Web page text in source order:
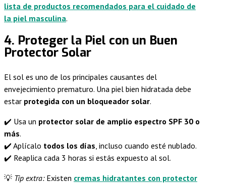
lista de productos recomendados para el cuidado de
la piel masculina.
4. Proteger la Piel con un Buen
Protector Solar
El sol es uno de los principales causantes del
envejecimiento prematuro. Una piel bien hidratada debe
estar protegida con un bloqueador solar.
✔️ Usa un protector solar de amplio espectro SPF 30 o
más.
✔️ Aplícalo todos los días, incluso cuando esté nublado.
✔️ Reaplica cada 3 horas si estás expuesto al sol.
💡 Tip extra:Existen cremas hidratantes con protector